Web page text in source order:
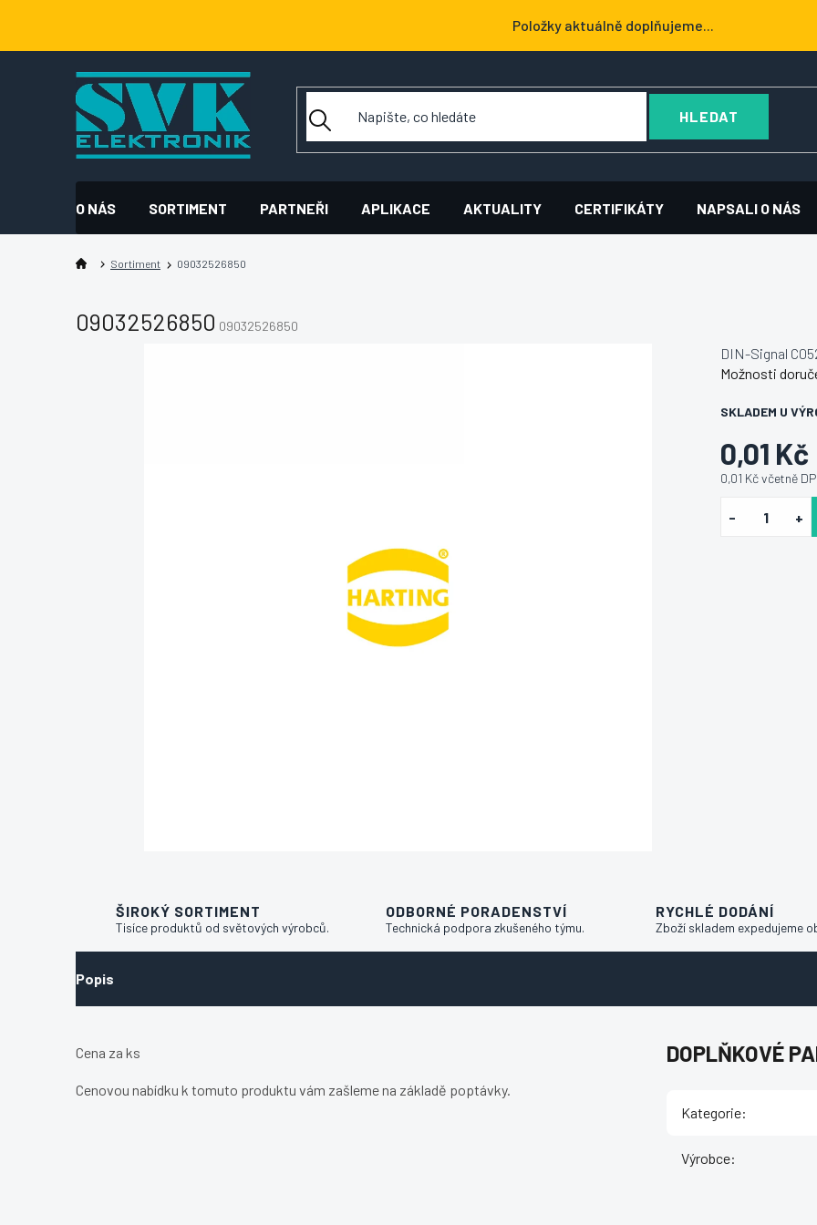
obsah
Položky aktuálně doplňujeme...
HLEDAT
O NÁS SORTIMENT PARTNEŘI APLIKACE AKTUALITY CERTIFIKÁTY NAPSALI O NÁS
Sortiment 09032526850
09032526850 09032526850
0,01 Kč
0,01 Kč včetně
SKLADEM U
Možnosti
DIN-Signal
ŠIROKÝ SORTIMENT
Tisíce produktů od světových výrobců.
ODBORNÉ PORADENSTVÍ
Technická podpora zkušeného týmu.
RYCHLÉ DODÁNÍ
Zboží skladem expedujeme
Popis
Cena za ks
Cenovou nabídku k tomuto produktu vám zašleme na základě poptávky.
DOPLŇKOVÉ
Kategorie:
Výrobce: